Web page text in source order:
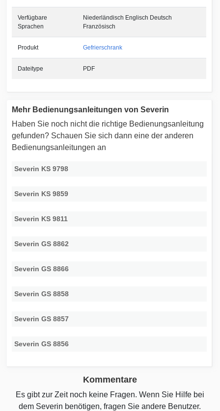
Verfügbare
Sprachen
Niederländisch Englisch Deutsch
Französisch
Produkt Gefrierschrank
Dateitype PDF
Mehr Bedienungsanleitungen von Severin
Haben Sie noch nicht die richtige Bedienungsanleitung
gefunden? Schauen Sie sich dann eine der anderen
Bedienungsanleitungen an
Severin KS 9798
Severin KS 9859
Severin KS 9811
Severin GS 8862
Severin GS 8866
Severin GS 8858
Severin GS 8857
Severin GS 8856
Kommentare
Es gibt zur Zeit noch keine Fragen. Wenn Sie Hilfe bei
dem Severin benötigen, fragen Sie andere Benutzer.